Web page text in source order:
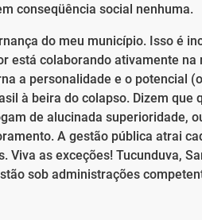
conseqüência social nenhuma.
do meu município. Isso é
está colaborando ativamente na
a personalidade e o potencial
à beira do colapso. Dizem que
de alucinada superioridade,
A gestão pública atrai
as exceções! Tucunduva,
sob administrações